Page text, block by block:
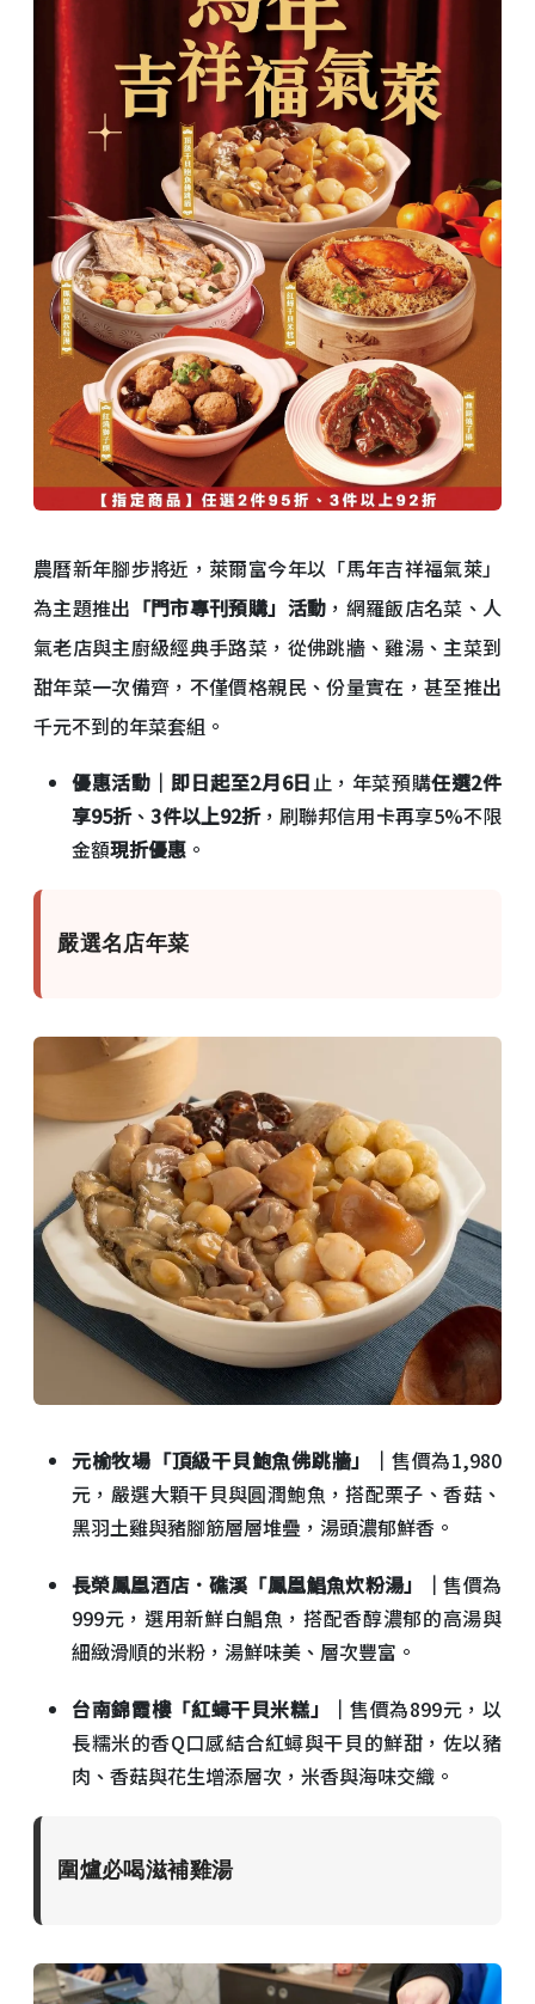
農曆新年腳步將近，萊爾富今年以「馬年吉祥福氣萊」
為主題推出 「門市專刊預購」活動 ，網羅飯店名菜、人
氣老店與主廚級經典手路菜，從佛跳牆、雞湯、主菜到
甜年菜一次備齊，不僅價格親民、份量實在，甚至推出
千元不到的年菜套組。
優惠活動｜即日起至2月6日 止，年菜預購任選2件
享95折、3件以上92折，刷聯邦信用卡再享5%不限
金額現折優惠 。
嚴選名店年菜
元榆牧場「頂級干貝鮑魚佛跳牆」｜ 售價為1,980
元，嚴選大顆干貝與圓潤鮑魚，搭配栗子、香菇、
黑羽土雞與豬腳筋層層堆疊，湯頭濃郁鮮香。
長榮鳳凰酒店．礁溪「鳳凰鯧魚炊粉湯」｜售價為
999元，選用新鮮白鯧魚，搭配香醇濃郁的高湯與
細緻滑順的米粉，湯鮮味美、層次豐富。
台南錦霞樓「紅蟳干貝米糕」｜售價為899元，以
長糯米的香Q口感結合紅蟳與干貝的鮮甜，佐以豬
肉、香菇與花生增添層次，米香與海味交織。
圍爐必喝滋補雞湯